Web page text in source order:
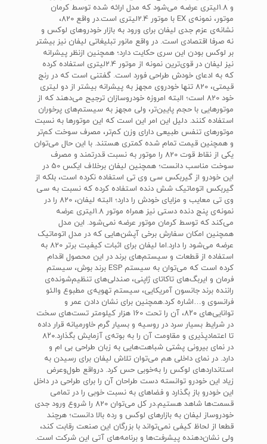
و 1.8‌لیتری عرضه می‌‌شود که مدل ارائه شده توسط کرمان
موتور، نمونه‌‌ی EX ‌‌با موتور 2.4لیتری است.در واقع 820،
نشانه‌ی عزم جدی لیفان برای ورود به بازار خودرو‌های لوکس و
نه صرفا اقتصادی است. در واقع مانور تبلیغاتی لیفان نیز بیشتر
بر لوکس بودن این سری حکایت دارد؛ همچنین از‌نظر پیشرانه
نیز لیفان در قوی‌ترین نمونه از موتور 2.4‌لیتری استفاده کرده
که به ادعای خودش طراحی فورد است. گفتنی است که در رنج
قیمتی، 820 تنها خودروی مجهز به پیشرانه بیشتر از دو لیتری
خود 820 است؛ البته امروزه خودروسازان ترجیح می‌دهند که از
موتور‌هایی با حجم پایین‌تر، ولی مجهز به سیستم‌های پرخوران
استفاده کنند. دلیل این امر این است که این موتور‌ها به نسبت
موتور‌های تنفس طبیعی دارای وزن کم‌تر، مصرف سوخت کم‌تر
و همچنین قیمت تمام شده کمتری هستند. با این حال می‌توان
یکی از نقاط قوت 820 را موتور به نسبت قدرتمند و مصرف
سوخت مناسب دانست؛ همچنین لیفان برخلاف ایکس 50 در
این خودرو از گیربکس سی وی تی استفاده نکرده است، بلکه از
گیربکس اتوماتیک شش دنده استفاده کرده که نسبت به سی
وی تی معایب و مزایای خودش را دارد؛ البته لیفان، 820 را در
نمونه‌ی پنج دنده دستی نیز همراه موتور 1.8لیتری عرضه
می‌کند که توسط کرمان موتور عرضه نمی‌‌شود. این مدل
همچنین امکان سفارش برخی آپشن‌هایی که در مدل اتوماتیک
عرضه می‌شود را دارد.اما لیفان برای اثبات کیفیت برتر 820 به
استفاده از قطعات و سیستم‌های برند در این محصول اقدام
کرده است که می‌توان به سیستم‌ ESP‌ برند بوش، سیستم
فرمان و ایربگ‌های تاکاتای ژاپنی، صندلی‌های تنظیم‌شونده‌‌ی
راننده برند جانسون آمریکایی، سیستم تهویه‌ی مطبوع والئو
فرانسوی و…اشاره کرد.همچنین برای نشان دادن عمر و
توانایی‌های ۸۲۰، آن را تحت 160 هزار کیلومتر تست‌های سخت
در شرایط بسیار سرد در روسیه و بسیار گرم خاورمیانه قرار داده
تا اعتماد‌پذیری و مقاومت آن را به بوته‌ی آزمایش بگذارد.۸۲۰
در نمای بیرونی پشتی شباهت‌هایی به زبان طراحی بی ام و
دارد. در نمای داخلی هم می‌توان تلاش لیفان برای رسیدن به
استاندارد‌های لوکس را به‌خوبی حس کرد. درواقع طول‌و‌عرض
زیاد این خودرو توانسته دست طراحان آن را برای طراحی در داخل
این خودرو باز بگذارد و فضاهای به نسبت خوبی را در تمامی
قسمت‌ها شاهد هستیم.در کل می‌توان 820 را شروع ورود جدی
خودروساز لیفان به بازارهای لوکس و رده بالا دانست؛ هرچند
قطعا از لحاظ کیفی نمی‌تواند با بزرگان این صنعت رقابت کند،
ولی نشان‌دهنده پیشرفت‌ها و برنامه‌های آتی این شرکت است.